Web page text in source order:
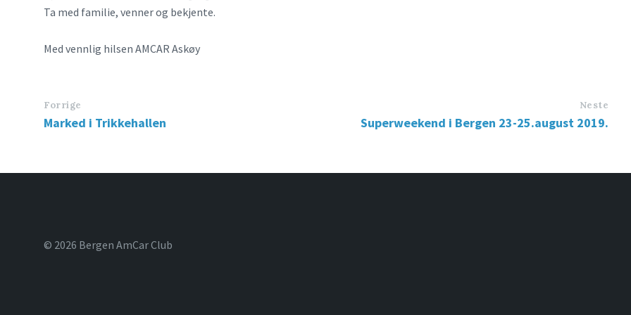
Ta med familie, venner og bekjente.
Med vennlig hilsen AMCAR Askøy
Forrige
Marked i Trikkehallen
Neste
Superweekend i Bergen 23-25.august 2019.
© 2026 Bergen AmCar Club